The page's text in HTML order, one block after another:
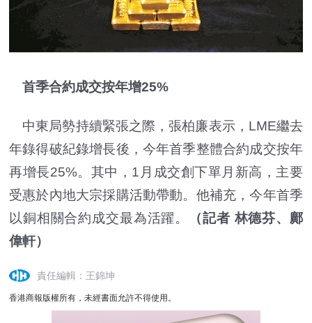
首季合約成交按年增25%
中東局勢持續緊張之際，張柏廉表示，LME繼去
年錄得破紀錄增長後，今年首季整體合約成交按年
再增長25%。其中，1月成交創下單月新高，主要
受惠於內地大宗採購活動帶動。他補充，今年首季
以銅相關合約成交最為活躍。
（記者 林德芬、鄺
偉軒）
責任編輯：王錦坤
香港商報版權所有，未經書面允許不得使用。